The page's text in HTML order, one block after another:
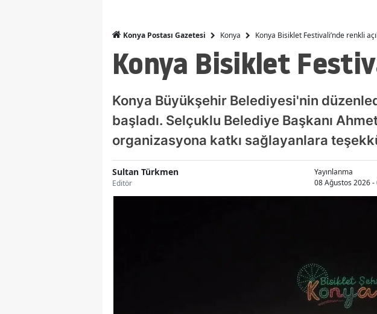
Konya Postası Gazetesi Konya Konya Bisiklet Festivali’nde renkli
Konya Bisiklet
Konya Büyükşehir Belediyesi'nin
başladı. Selçuklu Belediye Başkanı
organizasyona katkı sağlayanlara
Sultan Türkmen
Editör
Yayınlanma
08 Ağustos 2026 -